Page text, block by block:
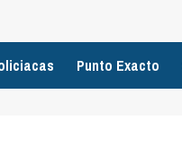
Punto Exacto